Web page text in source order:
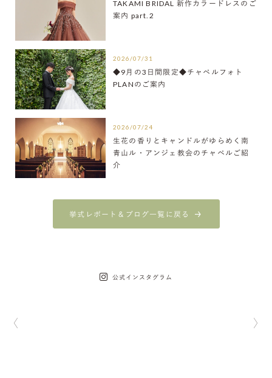
TAKAMI BRIDAL 新作カラードレスのご
案内 part.2
2026/07/31
◆9月の3日間限定◆チャペルフォト
PLANのご案内
2026/07/24
生花の香りとキャンドルがゆらめく南
青山ル・アンジェ教会のチャペルご紹
介
挙式レポート＆ブログ一覧に戻る
公式インスタグラム